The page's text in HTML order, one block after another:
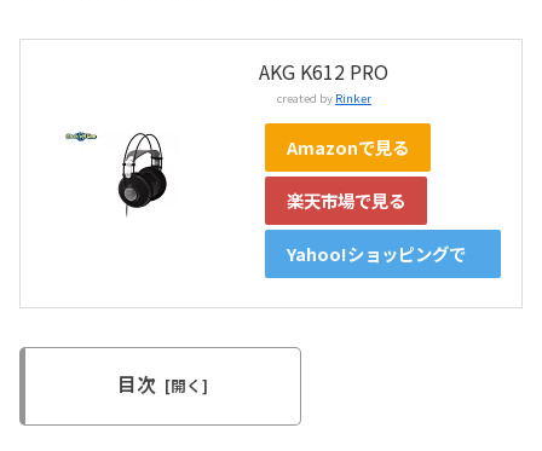
AKG K612 PRO
created by Rinker
Amazonで見る
楽天市場で見る
Yahoo!ショッピングで
目次